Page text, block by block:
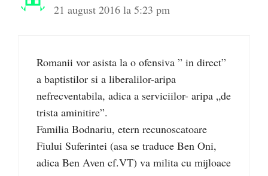
21 august 2016 la 5:23 pm
Romanii vor asista la o ofensiva ” in direct”
a baptistilor si a liberalilor-aripa
nefrecventabila, adica a serviciilor- aripa „de
trista aminitire”.
Familia Bodnariu, etern recunoscatoare
Fiului Suferintei (asa se traduce Ben Oni,
adica Ben Aven cf.VT) va milita cu mijloace